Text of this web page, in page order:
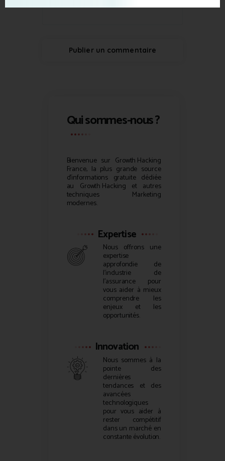
Qui sommes-nous ?
Bienvenue sur Growth Hacking
France, la plus grande source
d’informations gratuite dédiée
au Growth Hacking et autres
techniques Marketing
modernes.
Expertise
Nous offrons une
expertise
approfondie de
l’industrie de
l’assurance pour
vous aider à mieux
comprendre les
enjeux et les
opportunités.
Innovation
Nous sommes à la
pointe des
dernières
tendances et des
avancées
technologiques
pour vous aider à
rester compétitif
dans un marché en
constante évolution.